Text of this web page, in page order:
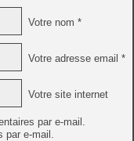
Votre nom *
Votre adresse email *
Votre site internet
par e-mail.
par e-mail.